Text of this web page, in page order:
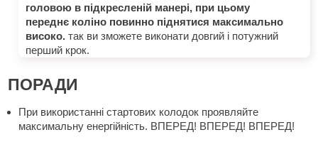
головою в підкресленій манері, при цьому
переднє коліно повинно піднятися максимально
високо. так ви зможете виконати довгий і потужний
перший крок.
ПОРАДИ
При використанні стартових колодок проявляйте
максимальну енергійність. ВПЕРЕД! ВПЕРЕД! ВПЕРЕД!